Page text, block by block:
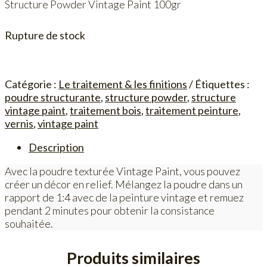
Structure Powder Vintage Paint 100gr
Rupture de stock
Catégorie : Le traitement & les finitions
Étiquettes :
poudre structurante, structure powder, structure
vintage paint,traitement bois,traitement peinture,
vernis,vintage paint
Description
Avec la poudre texturée Vintage Paint, vous pouvez
créer un décor en relief. Mélangez la poudre dans un
rapport de 1:4 avec de la peinture vintage et remuez
pendant 2 minutes pour obtenir la consistance
souhaitée.
Produits similaires